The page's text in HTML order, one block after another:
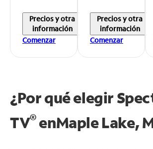
Precios y otra
información
Comenzar
Precios y otra
información
Comenzar
¿Por qué elegir
TV®enMaple Lake,